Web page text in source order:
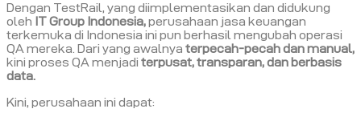
Dengan TestRail, yang diimplementasikan dan didukung
oleh IT Group Indonesia,perusahaan jasa keuangan
terkemuka di Indonesia ini pun berhasil mengubah operasi
QA mereka. Dari yang awalnya terpecah-pecah dan manual,
kini proses QA menjadi terpusat, transparan, dan berbasis
data.
Kini, perusahaan ini dapat: